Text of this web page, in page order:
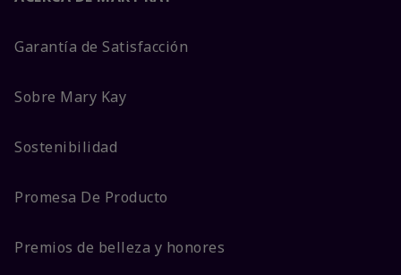
Garantía de Satisfacción
Sobre Mary Kay
Sostenibilidad
Promesa De Producto
Premios de belleza y honores